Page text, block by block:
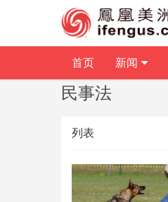
民事法
列表
首页 新闻